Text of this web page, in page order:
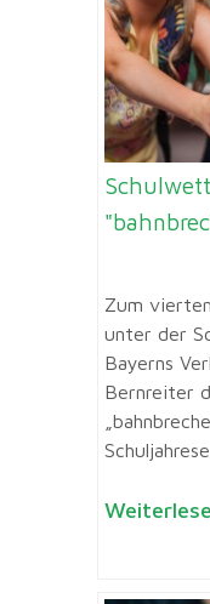
Zum
unter der
Bayerns
Bernreiter